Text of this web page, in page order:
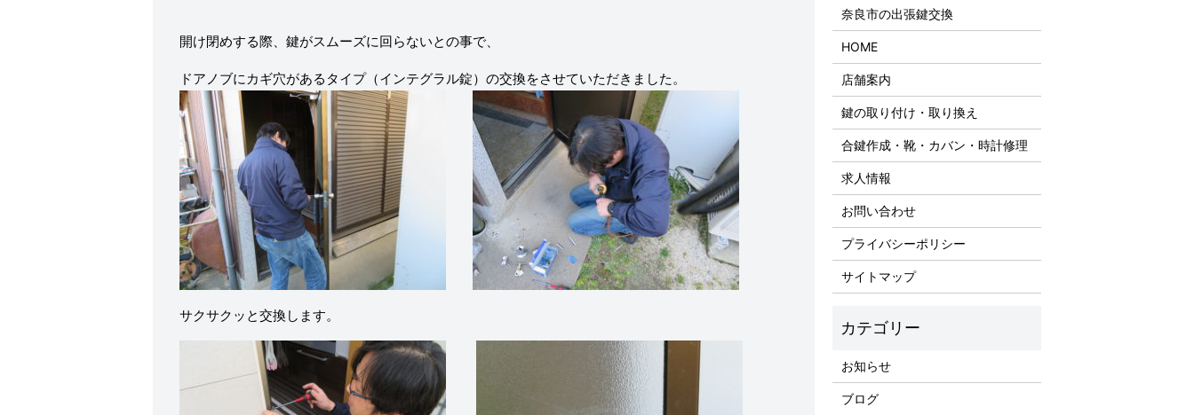
開け閉めする際、鍵がスムーズに回らないとの事で、
ドアノブにカギ穴があるタイプ（インテグラル錠）の交換をさせていただきました。
サクサクッと交換します。
奈良市の出張鍵交換
HOME
店舗案内
鍵の取り付け・取り換え
合鍵作成・靴・カバン・時計修理
求人情報
お問い合わせ
プライバシーポリシー
サイトマップ
お知らせ
ブログ